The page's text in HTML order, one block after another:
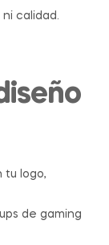
calidad.
tu logo,
de gaming